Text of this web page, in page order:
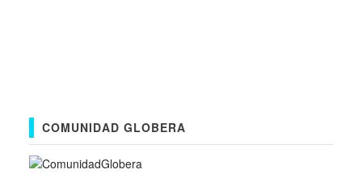
COMUNIDAD GLOBERA